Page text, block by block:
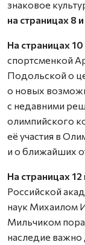
знаковое
на страницах 8
На страницах 10
спортсменкой
Подольской о
о новых
с недавними
олимпийского
её участия в
и о ближайших
На страницах 12
Российской
наук Михаилом
Мильчиком
наследие важно